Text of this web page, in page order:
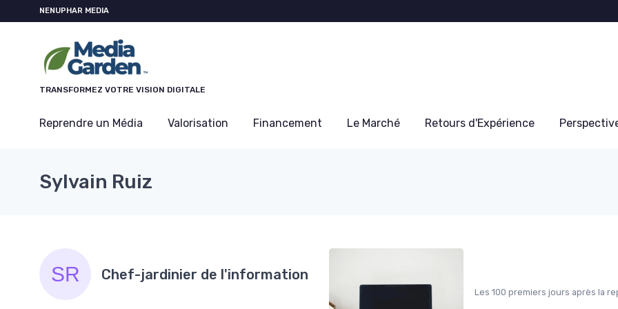
NENUPHAR MEDIA
TRANSFORMEZ VOTRE VISION DIGITALE
Reprendre un Média Valorisation Financement Le Marché Retours d'Expérience
Sylvain Ruiz
Chef-jardinier de l'information
Les 100 premiers jours après la
Panneau de gestion des cookies